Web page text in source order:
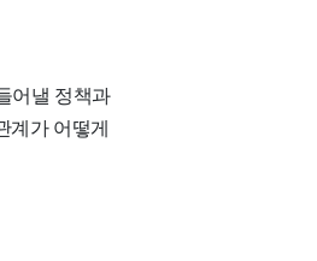
어낼 정책과
계가 어떻게